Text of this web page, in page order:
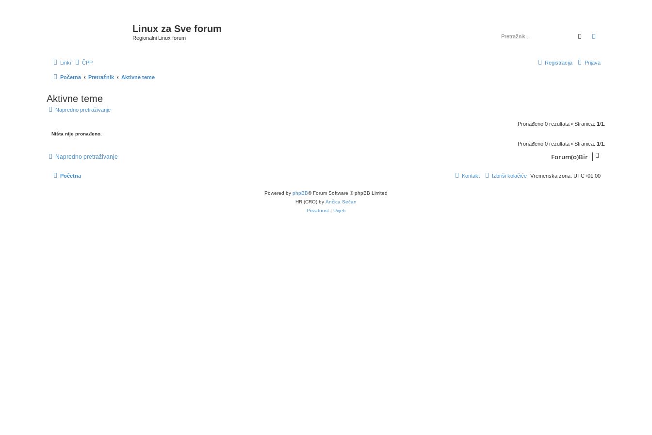
Linux za Sve forum
Regionalni Linux forum Pretražnik
Linki ČPP Prijava
Registracija
Početna Pretražnik Aktivne teme
Aktivne teme
Napredno pretraživanje
Pronađeno 0 rezultata • Stranica: 1/1
Ništa nije pronađeno.
Pronađeno 0 rezultata • Stranica: 1/1
Napredno pretraživanje Forum(o)Bir
Početna Vremenska zona: UTC+01:00
Izbriši kolačiće
Kontakt
Powered by phpBB® Forum Software © phpBB Limited
HR (CRO) by Ančica Sečan
Privatnost | Uvjeti